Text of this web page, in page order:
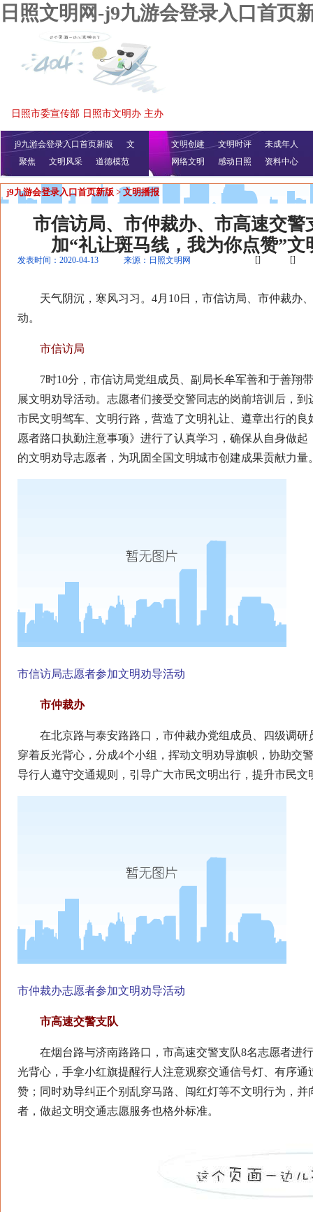
日照文明网-j9九游会登录入口首页
日照市委宣传部 日照市文明办 主办
j9九游会登录入口首页新版
文
明播报
公益视频
聚焦 文明风采 道德模范
文明创建 文明时评
未成年人
网络文明
感动日照 资料中心
j9九游会登录入口首页新版 > 文明播报
市信访局、市仲裁办、市高速交警
加“礼让斑马线，我为你点赞”文
发表时间：2020-04-13 来源：日照文明网 [] []
天气阴沉，寒风习习。4月10日，市信访局、市仲裁办
动。
市信访局
7时10分，市信访局党组成员、副局长牟军善和于善翔
展文明劝导活动。志愿者们接受交警同志的岗前培训后，
市民文明驾车、文明行路，营造了文明礼让、遵章出行的
愿者路口执勤注意事项》进行了认真学习，确保从自身做
的文明劝导志愿者，为巩固全国文明城市创建成果贡献力量
市信访局志愿者参加文明劝导活动
市仲裁办
在北京路与泰安路路口，市仲裁办党组成员、四级调研
穿着反光背心，分成4个小组，挥动文明劝导旗帜，协助交
导行人遵守交通规则，引导广大市民文明出行，提升市民文
市仲裁办志愿者参加文明劝导活动
市高速交警支队
在烟台路与济南路路口，市高速交警支队8名志愿者进
光背心，手拿小红旗提醒行人注意观察交通信号灯、有序
赞；同时劝导纠正个别乱穿马路、闯红灯等不文明行为，
者，做起文明交通志愿服务也格外标准。